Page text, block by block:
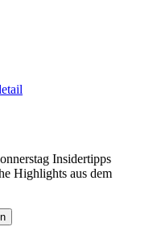
Insidertipps
Highlights aus dem